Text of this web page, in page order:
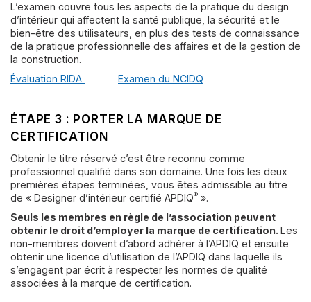
L’examen couvre tous les aspects de la pratique du design
d’intérieur qui affectent la santé publique, la sécurité et le
bien-être des utilisateurs, en plus des tests de connaissance
de la pratique professionnelle des affaires et de la gestion de
la construction.
Évaluation RIDA
Examen du NCIDQ
ÉTAPE 3 : PORTER LA MARQUE DE
CERTIFICATION
Obtenir le titre réservé c’est être reconnu comme
professionnel qualifié dans son domaine. Une fois les deux
premières étapes terminées, vous êtes admissible au titre
de « Designer d’intérieur certifié APDIQ® ».
Seuls les membres en règle de l’association peuvent
obtenir le droit d’employer la marque de certification. Les
non-membres doivent d’abord adhérer à l’APDIQ et ensuite
obtenir une licence d’utilisation de l’APDIQ dans laquelle ils
s’engagent par écrit à respecter les normes de qualité
associées à la marque de certification.